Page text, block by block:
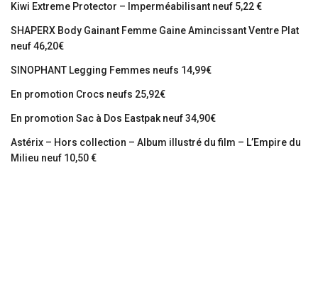
Kiwi Extreme Protector – Imperméabilisant neuf 5,22 €
SHAPERX Body Gainant Femme Gaine Amincissant Ventre Plat
neuf 46,20€
SINOPHANT Legging Femmes neufs 14,99€
En promotion Crocs neufs 25,92€
En promotion Sac à Dos Eastpak neuf 34,90€
Astérix – Hors collection – Album illustré du film – L’Empire du
Milieu neuf 10,50 €